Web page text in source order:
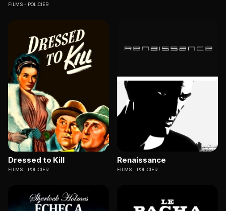
FILMS POLICIER
Dressed to Kill
FILMS POLICIER
Renaissance
FILMS POLICIER